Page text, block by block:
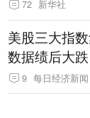
72 新华社
美股三大指
数据绩后大跌
9 每日经济新闻